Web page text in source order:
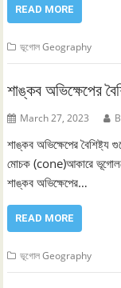
READ MORE
ভূগোল Geography
শাঙ্কব অভিক্ষেপের
March 27, 2023
শাঙ্কব অভিক্ষেপের
মোচক (cone)আকারে
শাঙ্কব অভিক্ষেপের…
READ MORE
ভূগোল Geography